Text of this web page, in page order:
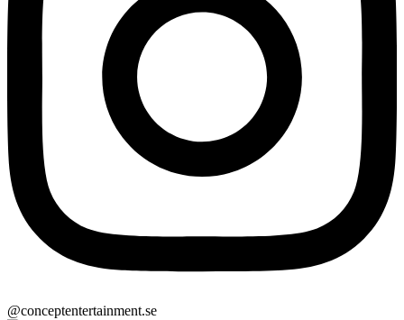
@conceptentertainment.se